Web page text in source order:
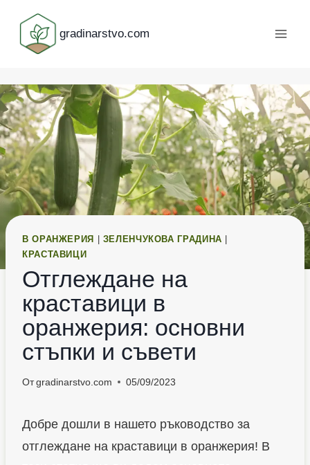
съдържаниетоgradinarstvo.com
В ОРАНЖЕРИЯ ЗЕЛЕНЧУКОВА ГРАДИНА
КРАСТАВИЦИ
Отглеждане на
краставици в
оранжерия: основни
стъпки и съвети
Отgradinarstvo.com 05/09/2023
Добре дошли в нашето ръководство за
отглеждане на краставици в оранжерия! В